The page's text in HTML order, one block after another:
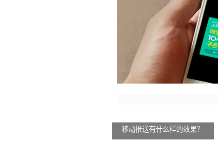
移动推送有什么样的效果？